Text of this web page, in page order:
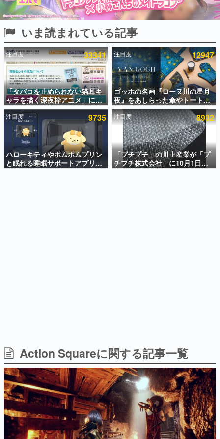
連載・特集一覧
殿堂入り記事
SNS拡散数が数千以上！ ページビュー数万以上！ などな
ど。多くの人々に読まれた、電ファミ渾身の“殿堂入り”記
事をまとめました。
ゲームの企画書
名作ゲームクリエイターの方々に製作時のエピソードをお
聞きし、ヒットする企画（ゲーム）とは何か？を探ってい
きます。
赫本
この物語を解いてはいけない。『赫本』は、〈試験問題〉
の形をした短編ホラー小説集です。
新世代に訊く
これからのデジタルゲーム市場を担う若きクリエイター達
の姿を追い、彼らのルーツと情熱を探っていきます。
「経験値」「裏技」「ラスボス」… ゲームにまつわる言葉
の起源や用法の変遷を、コンピューター文化史研究家・タ
イニーP氏が徹底調査。
カテゴリ
特集記事
マンガ
いま読まれている記事
注目度 33341
「タバコを止められない猫耳キ
ャラを描く深夜枠アニメ」に視
聴者の一部から批判意見。違法
薬物の使用と思しき描写も含め
て、BPOが議論を交わす
注目度 12947
ゴッホの名画『ローヌ川の星月
夜』をあしらった傘やトートバ
ッグなどが登場。8月7日21時よ
り2日間限定で予約販売
注目度 9735
ハローキティやポムポムプリン
と眠れる睡眠サポートアプリ
『ゆめたび』が配信中。キャラ
注目度 8932
「プチプチ」の川上産業が「プ
チプチ株式会社」に10月1日よ
り社名変更へ。創業58年で初め